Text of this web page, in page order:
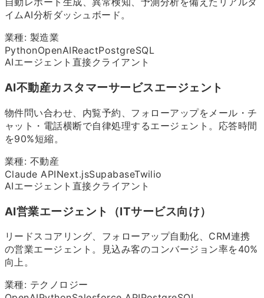
イムAI分析ダッシュボード。
業種: 製造業
PythonOpenAIReactPostgreSQL
AIエージェント 直接クライアント
AI不動産カスタマーサービスエージェント
物件問い合わせ、内覧予約、フォローアップをメール・チ
ャット・電話横断で自律処理するエージェント。応答時間
を90%短縮。
業種: 不動産
Claude APINext.jsSupabaseTwilio
AIエージェント 直接クライアント
AI営業エージェント（ITサービス向け）
リードスコアリング、フォローアップ自動化、CRM連携
の営業エージェント。見込み客のコンバージョン率を40%
向上。
業種: テクノロジー